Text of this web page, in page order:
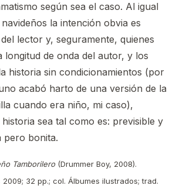
según sea el caso. Al igual
la intención obvia es
lector y, seguramente, quienes
longitud de onda del autor, y los
historia sin condicionamientos (por
acabó harto de una versión de la
cuando era niño, mi caso),
sea tal como es: previsible y
pero bonita.
Tamborilero(Drummer Boy, 2008).
32 pp.; col. Álbumes ilustrados; trad.